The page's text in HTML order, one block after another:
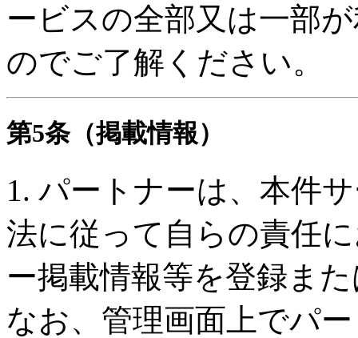
ービスの全部又は一部
のでご了解ください。
第5条（掲載情報）
1. パートナーは、本件
法に従って自らの責任
ー掲載情報等を登録ま
なお、管理画面上でパ